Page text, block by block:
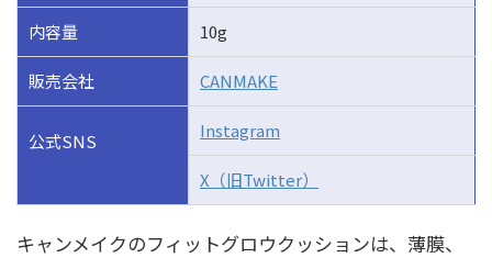
内容量 10g
販売会社 CANMAKE
公式SNS Instagram
X（旧Twitter）
キャンメイクのフィットグロウクッションは、薄膜、